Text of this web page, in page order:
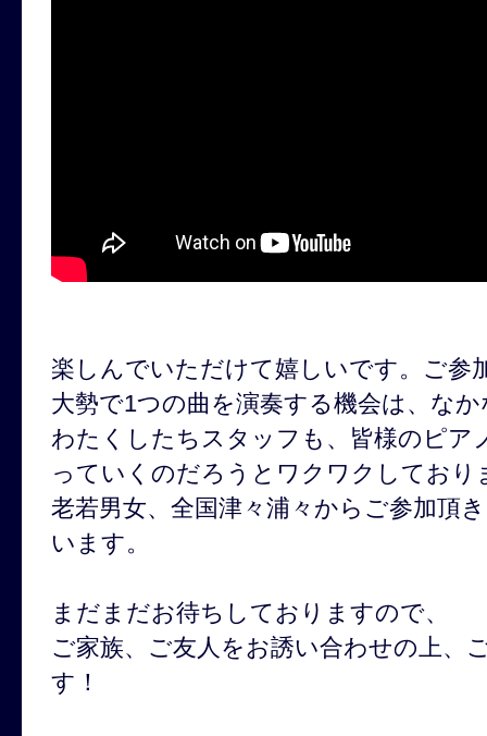
楽しんでいただけて嬉しいです。ご参
大勢で1つの曲を演奏する機会は、な
わたくしたちスタッフも、皆様のピア
っていくのだろうとワクワクしており
老若男女、全国津々浦々からご参加頂
います。
まだまだお待ちしておりますので、
ご家族、ご友人をお誘い合わせの上、
す！